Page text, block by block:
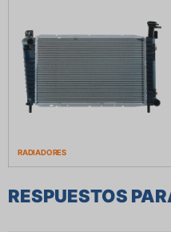
RADIADORES
RESPUESTOS